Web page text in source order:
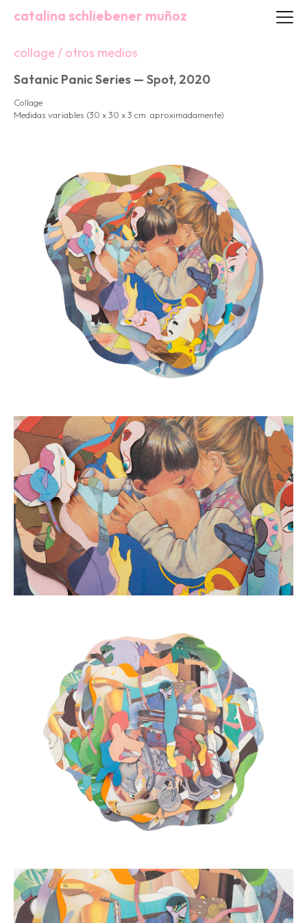
catalina schliebener muñoz
collage / otros medios
Satanic Panic Series — Spot, 2020
Collage
Medidas variables (30 x 30 x 3 cm. aproximadamente)